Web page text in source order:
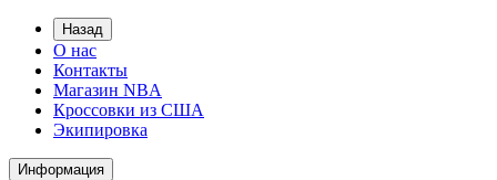
Назад
О нас
Контакты
Магазин NBA
Кроссовки из США
Экипировка
Информация